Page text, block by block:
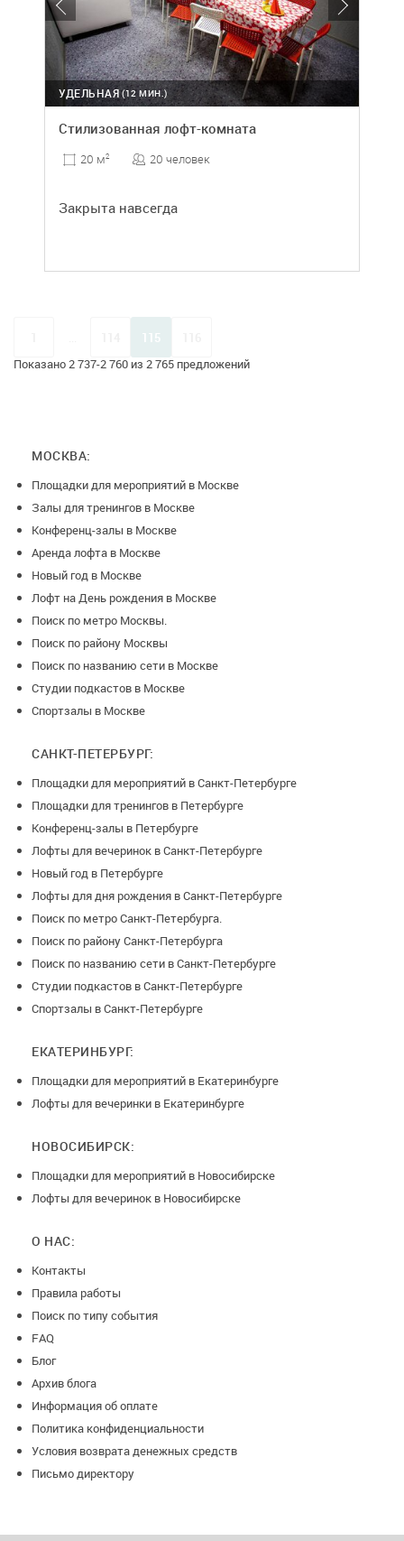
(12 МИН.)
УДЕЛЬНАЯ
Стилизованная лофт-комната
20 м2 20 человек
Закрыта навсегда
Показано 2 737-2 760 из 2 765 предложений
115
МОСКВА:
Площадки для мероприятий в Москве
Залы для тренингов в Москве
Конференц-залы в Москве
Аренда лофта в Москве
Новый год в Москве
Лофт на День рождения в Москве
Поиск по метро Москвы.
Поиск по району Москвы
Поиск по названию сети в Москве
Студии подкастов в Москве
Спортзалы в Москве
САНКТ-ПЕТЕРБУРГ:
Площадки для мероприятий в Санкт-Петербурге
Площадки для тренингов в Петербурге
Конференц-залы в Петербурге
Лофты для вечеринок в Санкт-Петербурге
Новый год в Петербурге
Лофты для дня рождения в Санкт-Петербурге
Поиск по метро Санкт-Петербурга.
Поиск по району Санкт-Петербурга
Поиск по названию сети в Санкт-Петербурге
Студии подкастов в Санкт-Петербурге
Спортзалы в Санкт-Петербурге
ЕКАТЕРИНБУРГ:
Площадки для мероприятий в Екатеринбурге
Лофты для вечеринки в Екатеринбурге
НОВОСИБИРСК:
Площадки для мероприятий в Новосибирске
Лофты для вечеринок в Новосибирске
О НАС:
Контакты
Правила работы
Поиск по типу события
FAQ
Блог
Архив блога
Информация об оплате
Политика конфиденциальности
Условия возврата денежных средств
Письмо директору